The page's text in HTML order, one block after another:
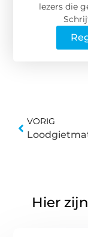
lezers die
VORIG
Hier